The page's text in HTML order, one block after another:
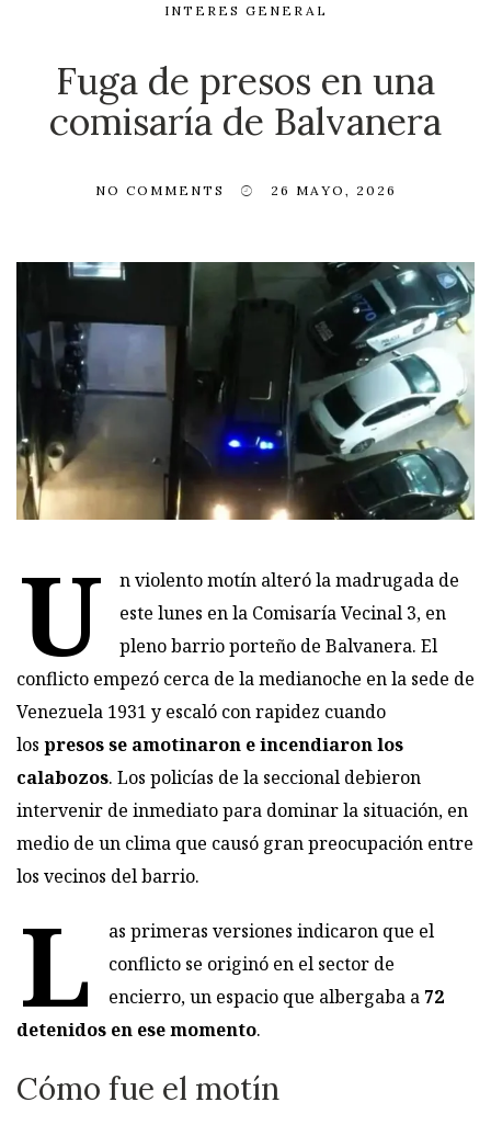
INTERES GENERAL
Fuga de presos en una
comisaría de Balvanera
NO COMMENTS 26 MAYO, 2026
U
n violento motín alteró la madrugada de
este lunes en la Comisaría Vecinal 3, en
pleno barrio porteño de Balvanera. El
conflicto empezó cerca de la medianoche en la sede de
Venezuela 1931 y escaló con rapidez cuando
los presos se amotinaron e incendiaron los
calabozos. Los policías de la seccional debieron
intervenir de inmediato para dominar la situación, en
medio de un clima que causó gran preocupación entre
los vecinos del barrio.
L
as primeras versiones indicaron que el
conflicto se originó en el sector de
encierro, un espacio que albergaba a 72
detenidos en ese momento.
Cómo fue el motín